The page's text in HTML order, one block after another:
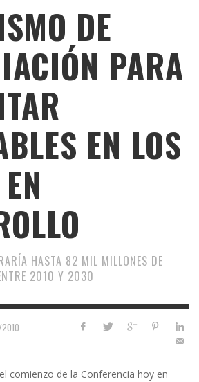
DE
PARA
EN LOS
HASTA 82 MIL MILLONES DE
2010 Y 2030
comienzo de la Conferencia hoy en